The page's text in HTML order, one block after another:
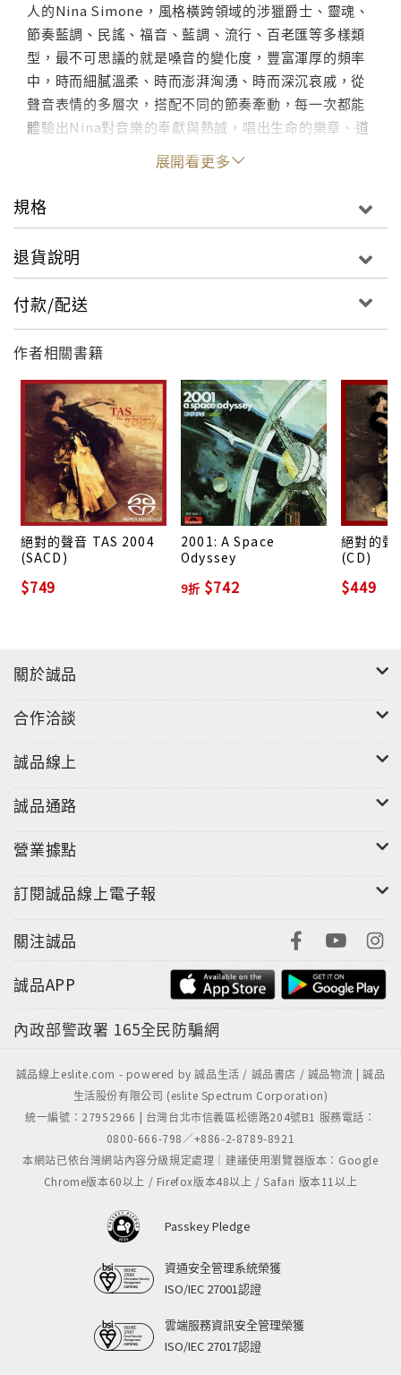
人的Nina Simone，風格橫跨領域的涉獵爵士、靈魂、
節奏藍調、民謠、福音、藍調、流行、百老匯等多樣類
型，最不可思議的就是嗓音的變化度，豐富渾厚的頻率
中，時而細膩溫柔、時而澎湃洶湧、時而深沉哀戚，從
聲音表情的多層次，搭配不同的節奏牽動，每一次都能
體驗出Nina對音樂的奉獻與熱誠，唱出生命的樂章、道
盡人生歷練。對於音樂的堅持以及演唱過程的專注，
Nina都有一貫強悍作風，要求給予尊重，同時替黑色民
族發聲，爭取平權以及提出反思議題。2003年4月21
日，Nina在睡夢中與世長辭，享年70歲，隨後不時有一
的傳奇人生！
再度歌頌Nina不朽好歌，藉由《Nina Revisited: A
些經典的真誠感動。請到重新演繹的明星群組中，好久
不見的Lauryn Hill，為了Nina獻出久違的錄音室演唱
作品。離開Fugees的庇護，1998年發行單飛處女秀
《The Miseducation Of Lauryn Hill》，一口氣抱回
「最佳新人」、「最佳節奏藍調女歌手」、「最佳年度
專輯」、「最佳節奏藍調專輯」等5座葛萊美獎喝采。
2000年代的Lauryn消失在螢光幕前，雖然不間斷的寫歌
創作，卻不見新專輯的問市，持續的巡迴演唱曝光，讓
樂迷稍稍獲得慰藉。Lauryn負責製作並且演唱
〈Feeling Good〉、〈I've Got Life〉、〈Ne Me
Quitte Pas〉、〈Black Is The Color Of My True
加長的即興橋段甚是精采；Nina女兒Lisa Simone獻藝
〈I Want A Little Sugar In My Bowl〉；告示牌音樂
獎冊封「最佳閃耀之星」的Jazmine Sullivan，注入
舞的天王Usher，替〈My Baby Just Cares For Me〉
列滾石雜誌「史上百大經典歌手」的Mary J. Blige，酥
Neo-Soul派系優嗓新女聲Alice Smith主鎮〈I Put A
收錄Nina的1972年作品〈I Wish I Knew How It
展開看更多
規格
退貨說明
付款/配送
作者相關書籍
絕對的聲音 TAS 2004
(SACD)
$749
2001: A Space
Odyssey
9折 $742
絕對的聲
(CD)
$449
關於誠品
合作洽談
誠品線上
誠品通路
營業據點
訂閱誠品線上電子報
關注誠品
誠品APP
內政部警政署 165全民防騙網
誠品線上eslite.com - powered by 誠品生活 / 誠品書店 / 誠品物流 | 誠品
生活股份有限公司 (eslite Spectrum Corporation)
統一編號：27952966 | 台灣台北市信義區松德路204號B1 服務電話：
0800-666-798／+886-2-8789-8921
本網站已依台灣網站內容分級規定處理｜建議使用瀏覽器版本：Google
Chrome版本60以上 / Firefox版本48以上 / Safari 版本11以上
Passkey Pledge
資通安全管理系統榮獲
ISO/IEC 27001認證
雲端服務資訊安全管理榮獲
ISO/IEC 27017認證